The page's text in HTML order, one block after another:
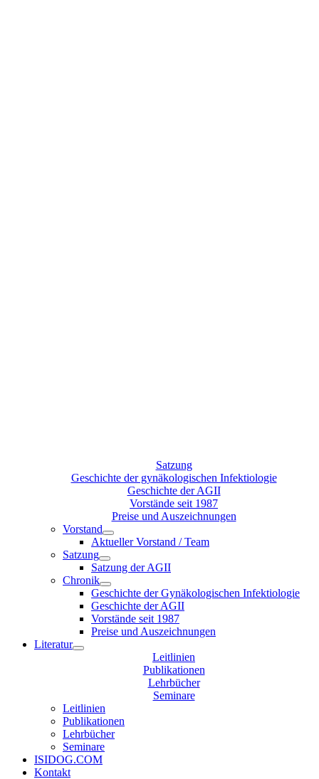
Satzung
Geschichte der gynäkologischen Infektiologie
Geschichte der AGII
Vorstände seit 1987
Preise und Auszeichnungen
Vorstand
Aktueller Vorstand / Team
Satzung
Satzung der AGII
Chronik
Geschichte der Gynäkologischen Infektiologie
Geschichte der AGII
Vorstände seit 1987
Preise und Auszeichnungen
Literatur
Leitlinien
Publikationen
Lehrbücher
Seminare
Leitlinien
Publikationen
Lehrbücher
Seminare
ISIDOG.COM
Kontakt